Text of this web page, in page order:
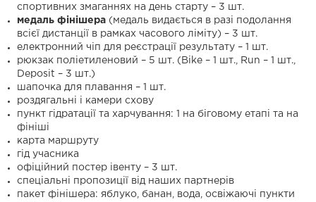
спортивних змаганнях на день старту – 3 шт.
медаль фінішера (медаль видається в разі подолання
всієї дистанції в рамках часового ліміту) – 3 шт.
електронний чіп для реєстрації результату – 1 шт.
рюкзак поліетиленовий – 5 шт. (Bike – 1 шт., Run – 1 шт.,
Deposit – 3 шт.)
шапочка для плавання – 1 шт.
роздягальні і камери схову
пункт гідратації та харчування: 1 на біговому етапі та на
фініші
карта маршруту
гід учасника
офіційний постер івенту – 3 шт.
спеціальні пропозиції від наших партнерів
пакет фінішера: яблуко, банан, вода, освіжаючі пункти